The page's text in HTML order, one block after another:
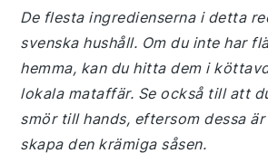
De flesta ingredienserna i detta
svenska hushåll. Om du inte har
hemma, kan du hitta dem i
lokala mataffär. Se också till att
smör till hands, eftersom dessa
skapa den krämiga såsen.